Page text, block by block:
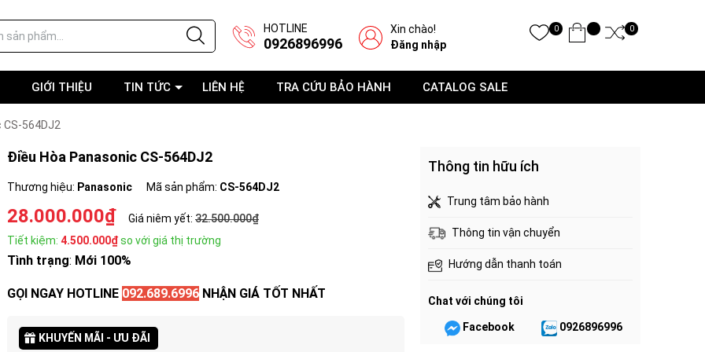
HOTLINE
0926896996
Xin chào!
Đăng nhập
0 0
GIỚI THIỆU TIN TỨC LIÊN HỆ TRA CỨU BẢO HÀNH CATALOG SALE
564DJ2
Điều Hòa Panasonic CS-564DJ2
Thương hiệu: Panasonic Mã sản phẩm: CS-564DJ2
28.000.000₫ Giá niêm yết: 32.500.000₫
Tiết kiệm: 4.500.000₫so với giá thị trường
Tình trạng: Mới 100%
GỌI NGAY HOTLINE 092.689.6996 NHẬN GIÁ TỐT NHẤT
KHUYẾN MÃI - ƯU ĐÃI
Thông tin hữu ích
Trung tâm bảo hành
Thông tin vận chuyển
Hướng dẫn thanh toán
Chat với chúng tôi
Facebook 0926896996